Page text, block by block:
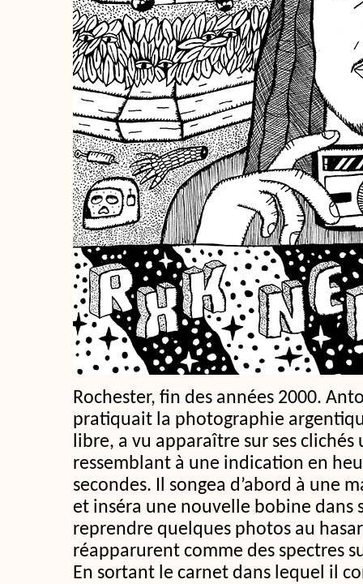
Rochester, fin des années 2000.
pratiquait la photographie
libre, a vu apparaître sur ses
ressemblant à une indication en
secondes. Il songea d’abord à une
et inséra une nouvelle bobine dans
reprendre quelques photos au
réapparurent comme des spectres
En sortant le carnet dans lequel il